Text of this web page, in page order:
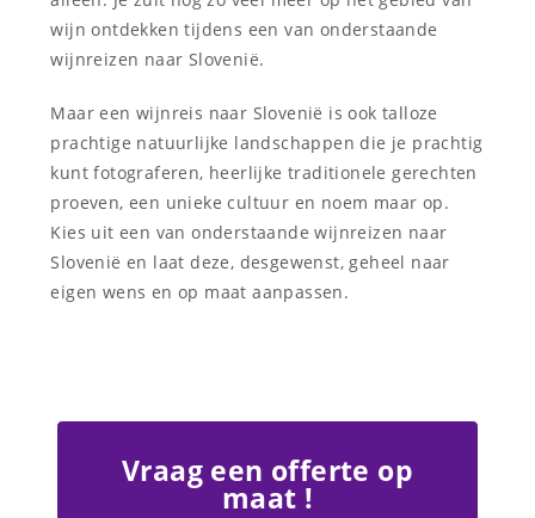
wijn ontdekken tijdens een van onderstaande
wijnreizen naar Slovenië.
Maar een wijnreis naar Slovenië is ook talloze
prachtige natuurlijke landschappen die je prachtig
kunt fotograferen, heerlijke traditionele gerechten
proeven, een unieke cultuur en noem maar op.
Kies uit een van onderstaande wijnreizen naar
Slovenië en laat deze, desgewenst, geheel naar
eigen wens en op maat aanpassen.
Vraag een offerte op
maat !